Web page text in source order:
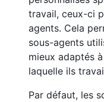
travail, ceux-ci
agents. Cela
sous-agents
mieux adaptés
laquelle ils
Par défaut, les